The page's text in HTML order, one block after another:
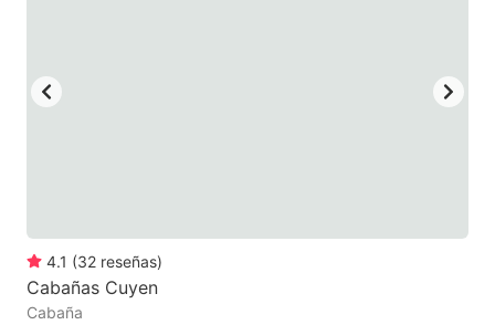
4.1 (32 reseñas)
Cabañas Cuyen
Cabaña